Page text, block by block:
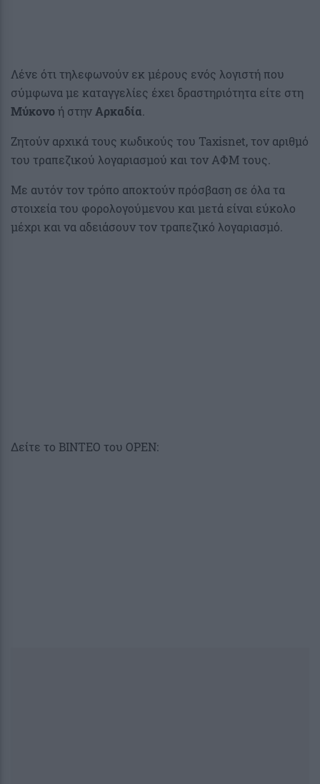
Λένε ότι τηλεφωνούν εκ μέρους ενός λογιστή που
σύμφωνα με καταγγελίες έχει δραστηριότητα είτε στη
Μύκονοή στηνΑρκαδία.
Ζητούν αρχικά τους κωδικούς του Taxisnet, τον αριθμό
του τραπεζικού λογαριασμού και τον ΑΦΜ τους.
Με αυτόν τον τρόπο αποκτούν πρόσβαση σε όλα τα
στοιχεία του φορολογούμενου και μετά είναι εύκολο
μέχρι και να αδειάσουν τον τραπεζικό λογαριασμό.
Δείτε το ΒΙΝΤΕΟ του OPEN: